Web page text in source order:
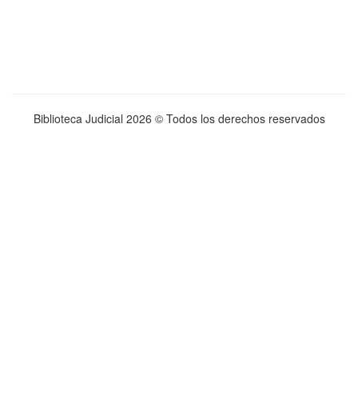
Biblioteca Judicial 2026 © Todos los derechos reservados